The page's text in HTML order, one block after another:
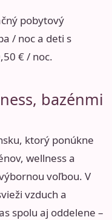
pobytový
/ noc a deti s
€ / noc.
bazénmi
ktorý ponúkne
wellness a
voľbou. V
vzduch a
spolu aj oddelene –